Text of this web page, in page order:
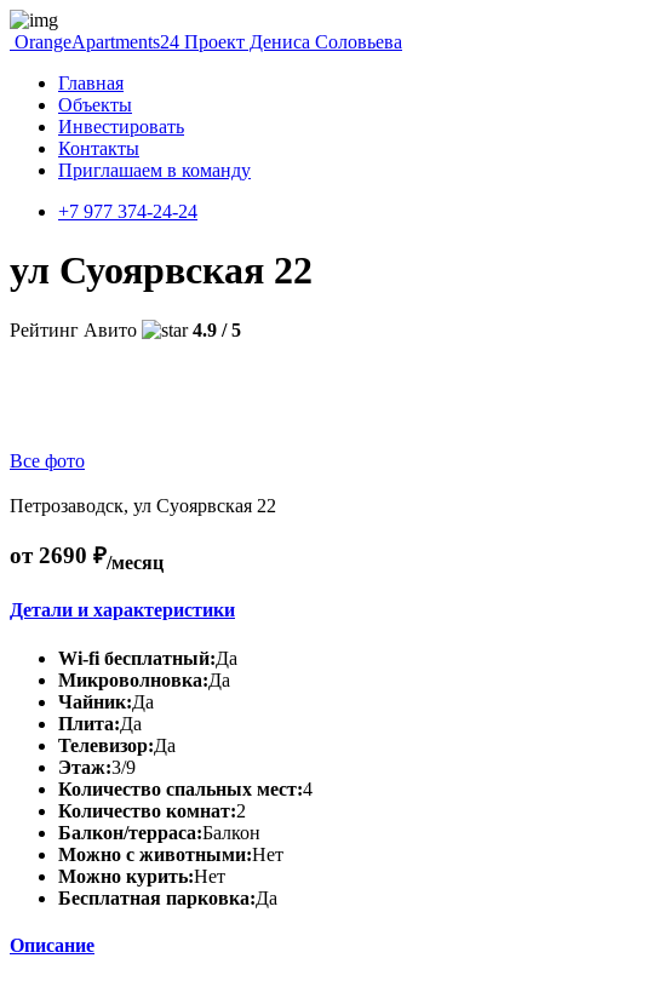
OrangeApartments24 Проект Дениса Соловьева
Главная
Объекты
Инвестировать
Контакты
Приглашаем в команду
+7 977 374-24-24
ул Суоярвская 22
Рейтинг Авито 4.9 / 5
Все фото
Петрозаводск, ул Суоярвская 22
от 2690 ₽/месяц
Детали и характеристики
Wi-fi бесплатный:Да
Микроволновка:Да
Чайник:Да
Плита:Да
Телевизор:Да
Этаж:3/9
Количество спальных мест:4
Количество комнат:2
Балкон/терраса:Балкон
Можно с животными:Нет
Можно курить:Нет
Бесплатная парковка:Да
Описание